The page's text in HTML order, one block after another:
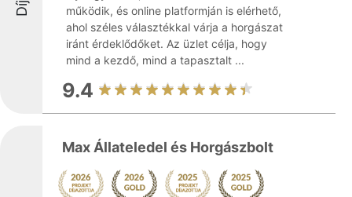
működik, és online platformján is elérhető,
ahol széles választékkal várja a horgászat
iránt érdeklődőket. Az üzlet célja, hogy
mind a kezdő, mind a tapasztalt ...
9.4
Max Állateledel és Horgászbolt